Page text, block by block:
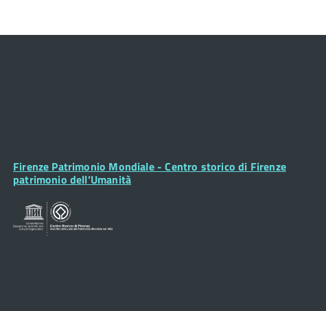
Footer
Widget
Firenze Patrimonio Mondiale - Centro storico di Firenze
patrimonio dell’Umanità